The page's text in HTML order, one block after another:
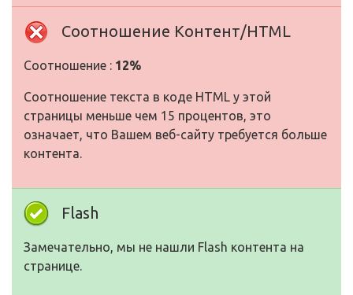
Соотношение Контент/HTML
Соотношение : 12%
Соотношение текста в коде HTML у этой
страницы меньше чем 15 процентов, это
означает, что Вашем веб-сайту требуется больше
контента.
Flash
Замечательно, мы не нашли Flash контента на
странице.